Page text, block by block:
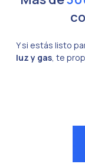
Y si estás listo
luz y gas, te